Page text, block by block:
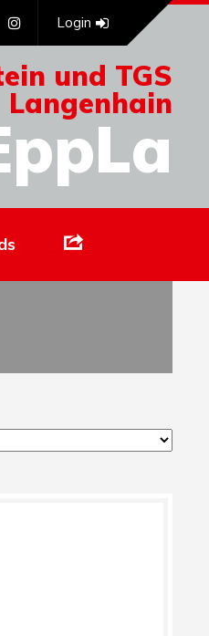
und TGS
Langenhain
Login